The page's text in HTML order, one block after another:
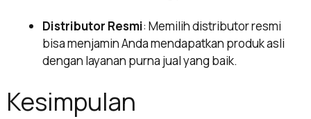
Distributor Resmi: Memilih distributor resmi
bisa menjamin Anda mendapatkan produk asli
dengan layanan purna jual yang baik.
Kesimpulan